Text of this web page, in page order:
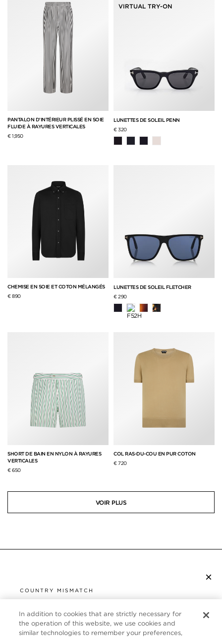
PANTALON D’INTÉRIEUR PLISSÉ EN SOIE
FLUIDE À RAYURES VERTICALES
€ 1,950
VIRTUAL TRY-ON
LUNETTES DE SOLEIL PENN
€ 320
CHEMISE EN SOIE ET COTON MÉLANGÉS
€ 890
LUNETTES DE SOLEIL FLETCHER
€ 290
SHORT DE BAIN EN NYLON À RAYURES
VERTICALES
€ 650
COL RAS-DU-COU EN PUR COTON
€ 720
VOIR PLUS
×
COUNTRY MISMATCH
UNITED STATES
It looks like you are visiting us from United States,
SERVICE CLIENT
In addition to cookies that are strictly necessary for
the operation of this website, we use cookies and
similar technologies to remember your preferences,